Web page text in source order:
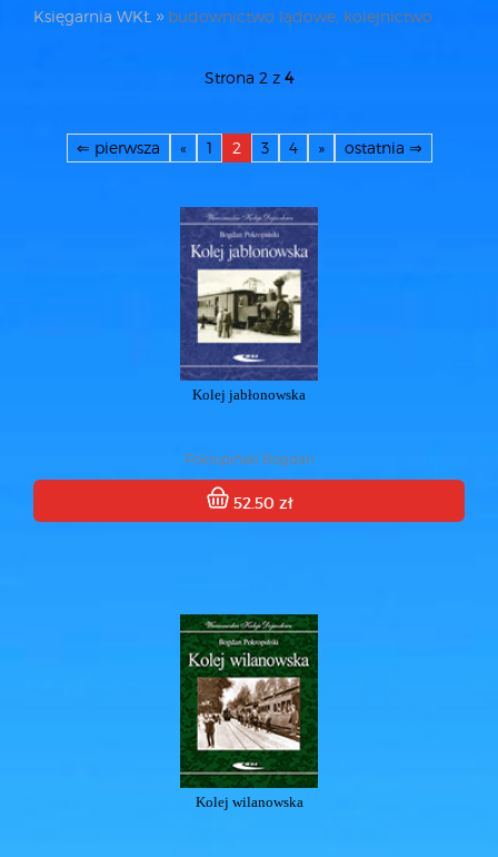
Księgarnia WKŁ budownictwo lądowe, kolejnictwo
Strona 2 z 4
⇐ pierwsza « 1 2 3 4 » ostatnia ⇒
Kolej jabłonowska
Pokropiński Bogdan
52.50 zł
Kolej wilanowska